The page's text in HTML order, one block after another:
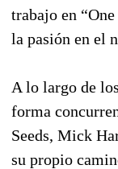
trabajo en
la pasión en el
A lo largo de
forma
Seeds, Mick
su propio